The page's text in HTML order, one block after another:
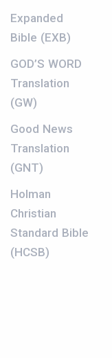
Expanded
Bible (EXB)
GOD’S WORD
Translation
(GW)
Good News
Translation
(GNT)
Holman
Christian
Standard Bible
(HCSB)